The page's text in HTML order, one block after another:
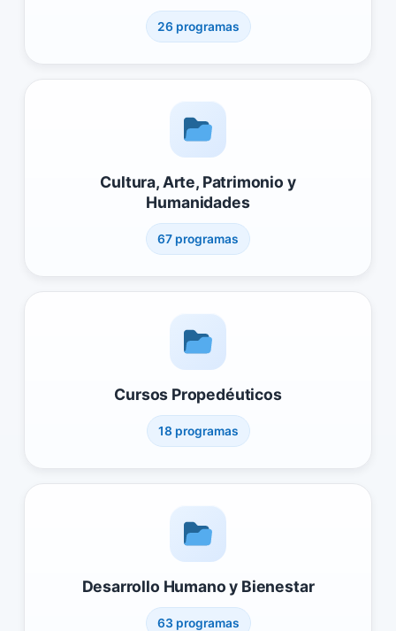
26 programas
Cultura, Arte, Patrimonio y
Humanidades
67 programas
Cursos Propedéuticos
18 programas
Desarrollo Humano y Bienestar
63 programas